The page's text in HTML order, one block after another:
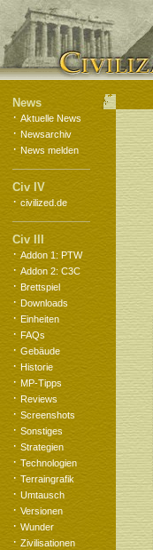
News
· Aktuelle News
· Newsarchiv
· News melden
Civ IV
· civilized.de
Civ III
· Addon 1: PTW
· Addon 2: C3C
· Brettspiel
· Downloads
· Einheiten
· FAQs
· Gebäude
· Historie
· MP-Tipps
· Reviews
· Screenshots
· Sonstiges
· Strategien
· Technologien
· Terraingrafik
· Umtausch
· Versionen
· Wunder
· Zivilisationen